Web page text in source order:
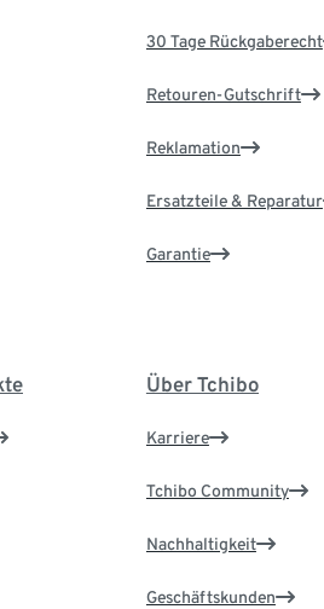
30 Tage Rückgaberecht
Retouren-Gutschrift
Reklamation
Ersatzteile & Reparatur
Garantie
Über Tchibo
Karriere
Tchibo Community
Nachhaltigkeit
Geschäftskunden